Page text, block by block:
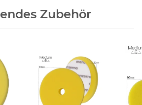
Zubehör